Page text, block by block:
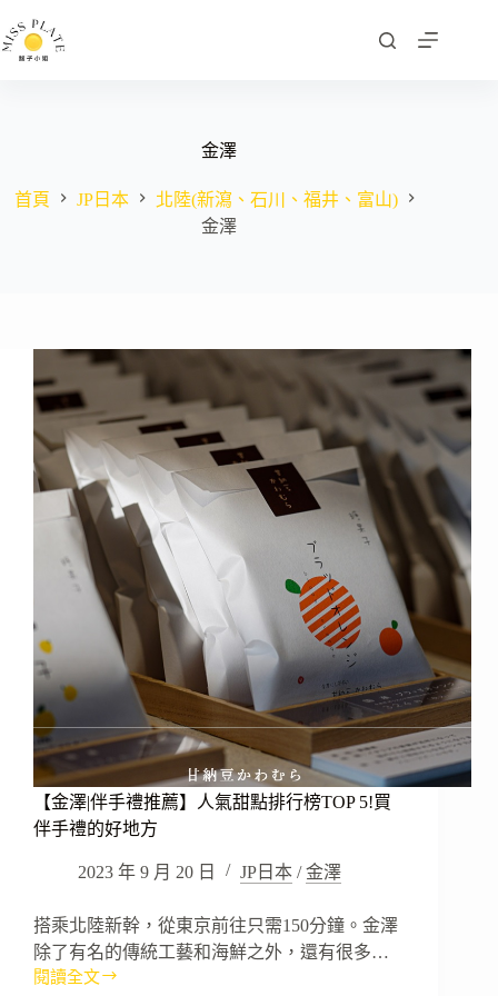
至
金澤
首頁 JP日本
北陸(新瀉、石川、福井、富山)
金澤
【金澤|伴手禮推薦】人氣甜點排行榜TOP 5!買
伴手禮的好地方
2023 年 9 月 20 日 JP日本 /金澤
搭乘北陸新幹，從東京前往只需150分鐘。金澤
除了有名的傳統工藝和海鮮之外，還有很多…
閱讀全文
【金